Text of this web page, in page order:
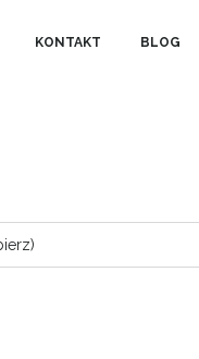
KONTAKT BLOG